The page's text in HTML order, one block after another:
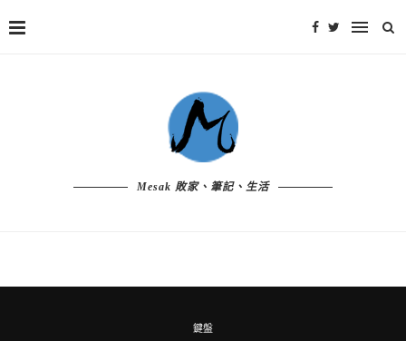
Mesak 敗家、筆記、生活
鍵盤